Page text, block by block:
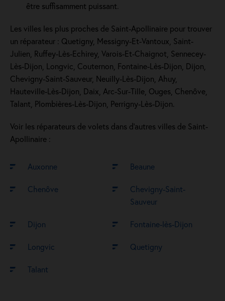
être suffisamment puissant.
Les villes les plus proches de Saint-Apollinaire pour trouver
un réparateur : Quetigny, Messigny-Et-Vantoux, Saint-
Julien, Ruffey-Lès-Echirey, Varois-Et-Chaignot, Sennecey-
Lès-Dijon, Longvic, Couternon, Fontaine-Lès-Dijon, Dijon,
Chevigny-Saint-Sauveur, Neuilly-Lès-Dijon, Ahuy,
Hauteville-Lès-Dijon, Daix, Arc-Sur-Tille, Ouges, Chenôve,
Talant, Plombières-Lès-Dijon, Perrigny-Lès-Dijon.
Voir les réparateurs de volets dans d’autres villes de Saint-
Apollinaire :
Auxonne Beaune
Chenôve
Chevigny-Saint-
Sauveur
Dijon Fontaine-lès-Dijon
Longvic Quetigny
Talant